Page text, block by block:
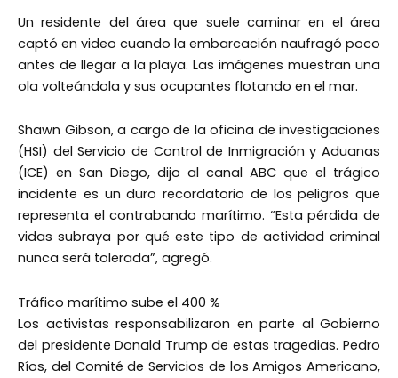
Un residente del área que suele caminar en el área
captó en video cuando la embarcación naufragó poco
antes de llegar a la playa. Las imágenes muestran una
ola volteándola y sus ocupantes flotando en el mar.
Shawn Gibson, a cargo de la oficina de investigaciones
(HSI) del Servicio de Control de Inmigración y Aduanas
(ICE) en San Diego, dijo al canal ABC que el trágico
incidente es un duro recordatorio de los peligros que
representa el contrabando marítimo. “Esta pérdida de
vidas subraya por qué este tipo de actividad criminal
nunca será tolerada”, agregó.
Tráfico marítimo sube el 400 %
Los activistas responsabilizaron en parte al Gobierno
del presidente Donald Trump de estas tragedias. Pedro
Ríos, del Comité de Servicios de los Amigos Americano,